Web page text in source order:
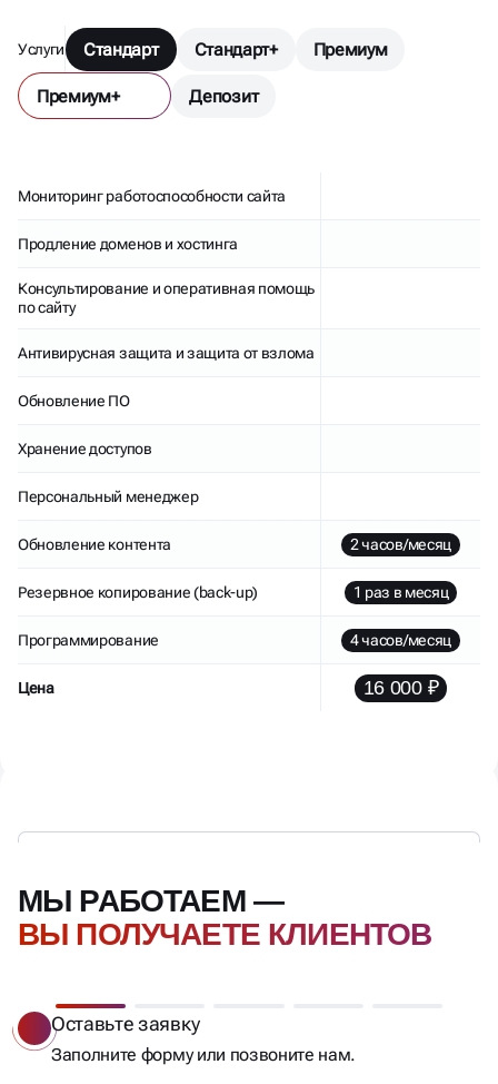
Услуги Стандарт Стандарт+ Премиум
Премиум+ Депозит
Мониторинг работоспособности сайта
Продление доменов и хостинга
Консультирование и оперативная помощь
по сайту
Антивирусная защита и защита от взлома
Обновление ПО
Хранение доступов
Персональный менеджер
Обновление контента 2 часов/месяц
Резервное копирование (back-up) 1 раз в месяц
Программирование 4 часов/месяц
Цена 16 000 ₽
МЫ РАБОТАЕМ —
ВЫ ПОЛУЧАЕТЕ КЛИЕНТОВ
Оставьте заявку
Заполните форму или позвоните нам.